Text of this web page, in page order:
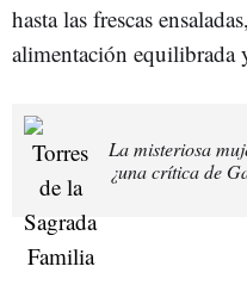
hasta las frescas
alimentación equilibrada
La misteriosa
¿una crítica de